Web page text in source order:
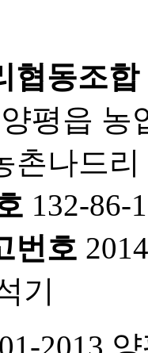
협동조합
평읍 농
촌나드리
132-86-
번호
기
2013